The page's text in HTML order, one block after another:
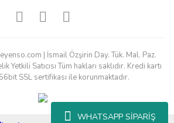
WHATSAPP SİPARİŞ
| İsmail Özşirin Day. Tük. Mal. Paz.
Yetkili Satıcısı Tüm hakları saklıdır. Kredi kartı
SSL sertifikası ile korunmaktadır.